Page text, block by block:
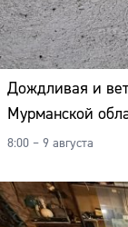
Дождливая и
Мурманской
8:00 – 9 августа